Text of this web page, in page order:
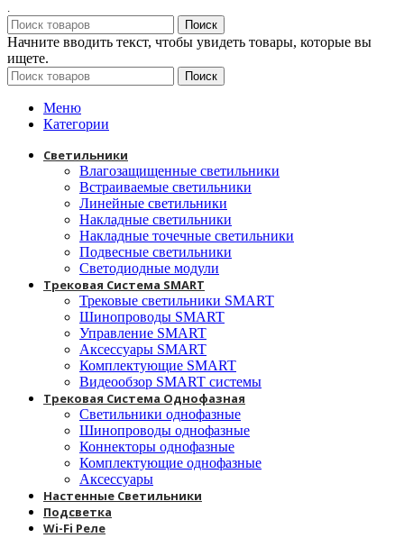
.
Поиск
Начните вводить текст, чтобы увидеть товары, которые вы
ищете.
Поиск
Меню
Категории
Светильники
Влагозащищенные светильники
Встраиваемые светильники
Линейные светильники
Накладные светильники
Накладные точечные светильники
Подвесные светильники
Светодиодные модули
Трековая Система SMART
Трековые светильники SMART
Шинопроводы SMART
Управление SMART
Аксессуары SMART
Комплектующие SMART
Видеообзор SMART системы
Трековая Система Однофазная
Светильники однофазные
Шинопроводы однофазные
Коннекторы однофазные
Комплектующие однофазные
Аксессуары
Настенные Светильники
Подсветка
Wi-Fi Реле